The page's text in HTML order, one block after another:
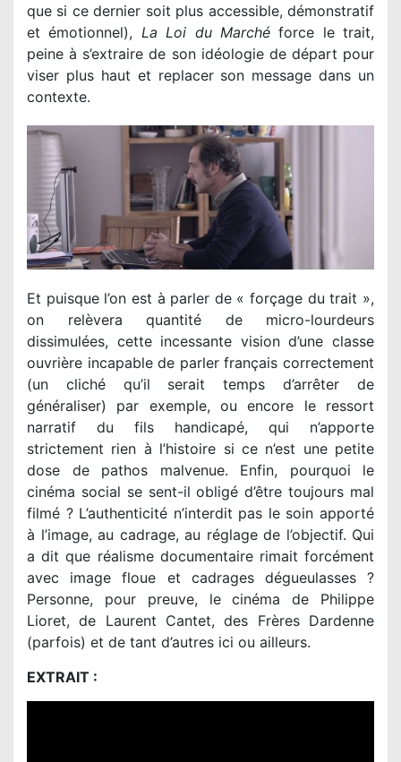
que si ce dernier soit plus accessible, démonstratif
et émotionnel), La Loi du Marchéforce le trait,
peine à s’extraire de son idéologie de départ pour
viser plus haut et replacer son message dans un
contexte.
Et puisque l’on est à parler de « forçage du trait »,
on relèvera quantité de micro-lourdeurs
dissimulées, cette incessante vision d’une classe
ouvrière incapable de parler français correctement
(un cliché qu’il serait temps d’arrêter de
généraliser) par exemple, ou encore le ressort
narratif du fils handicapé, qui n’apporte
strictement rien à l’histoire si ce n’est une petite
dose de pathos malvenue. Enfin, pourquoi le
cinéma social se sent-il obligé d’être toujours mal
filmé ? L’authenticité n’interdit pas le soin apporté
à l’image, au cadrage, au réglage de l’objectif. Qui
a dit que réalisme documentaire rimait forcément
avec image floue et cadrages dégueulasses ?
Personne, pour preuve, le cinéma de Philippe
Lioret, de Laurent Cantet, des Frères Dardenne
(parfois) et de tant d’autres ici ou ailleurs.
EXTRAIT :